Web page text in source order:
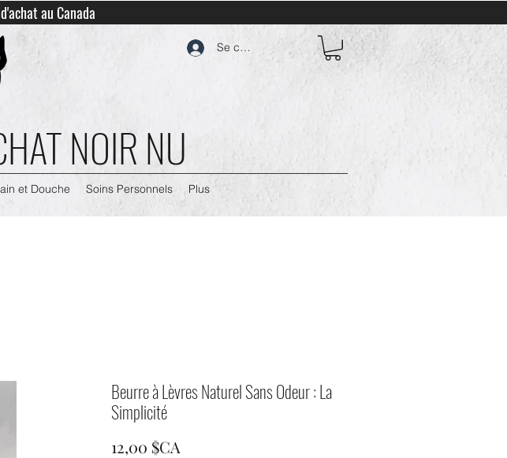
NOIR NU
et Douche Soins Personnels Plus
Se connecter
au Canada
Beurre à Lèvres Naturel Sans Odeur : La
Simplicité
12,00 $CA